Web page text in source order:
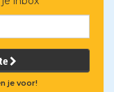
je voor!